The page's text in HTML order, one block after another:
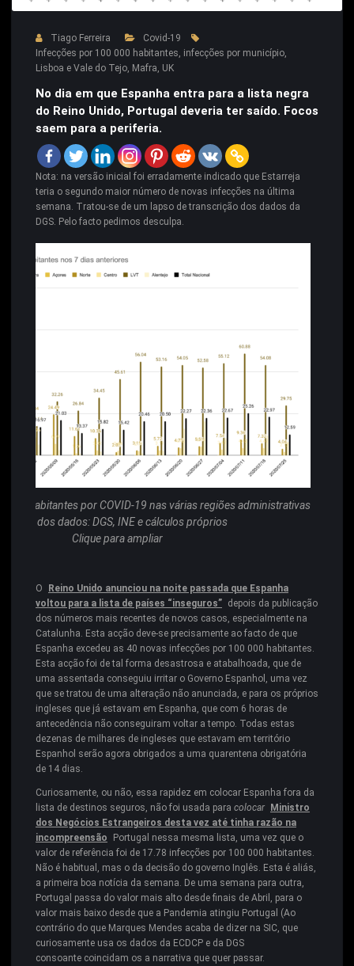
Tiago Ferreira
Covid-19
Infecções por 100 000 habitantes, infecções por município,
Lisboa e Vale do Tejo, Mafra, UK
No dia em que Espanha entra para a lista negra
do Reino Unido, Portugal deveria ter saído. Focos
saem para a periferia.
Nota: na versão inicial foi erradamente indicado que Estarreja
teria o segundo maior número de novas infecções na última
semana. Tratou-se de um lapso de transcrição dos dados da
DGS. Pelo facto pedimos desculpa.
000 habitantes por COVID-19 nas várias regiões administrativas
Fonte dos dados: DGS, INE e cálculos próprios
Clique para ampliar
O
Reino Unido anunciou na noite passada que Espanha
voltou para a lista de países “inseguros” depois da publicação
dos números mais recentes de novos casos, especialmente na
Catalunha. Esta acção deve-se precisamente ao facto de que
Espanha excedeu as 40 novas infecções por 100 000 habitantes.
Esta acção foi de tal forma desastrosa e atabalhoada, que de
uma assentada conseguiu irritar o Governo Espanhol, uma vez
que se tratou de uma alteração não anunciada, e para os próprios
ingleses que já estavam em Espanha, que com 6 horas de
antecedência não conseguiram voltar a tempo. Todas estas
dezenas de milhares de ingleses que estavam em território
Espanhol serão agora obrigados a uma quarentena obrigatória
de 14 dias.
Curiosamente, ou não, essa rapidez em colocar Espanha fora da
lista de destinos seguros, não foi usada para colocar
Ministro
dos Negócios Estrangeiros desta vez até tinha razão na
incompreensão
Portugal nessa mesma lista, uma vez que o
valor de referência foi de 17.78 infecções por 100 000 habitantes.
Não é habitual, mas o da decisão do governo Inglês. Esta é aliás,
a primeira boa notícia da semana. De uma semana para outra,
Portugal passa do valor mais alto desde finais de Abril, para o
valor mais baixo desde que a Pandemia atingiu Portugal (Ao
contrário do que Marques Mendes acaba de dizer na SIC, que
curiosamente usa os dados da ECDCP e da DGS
consoante coincidam os a narrativa que quer passar.